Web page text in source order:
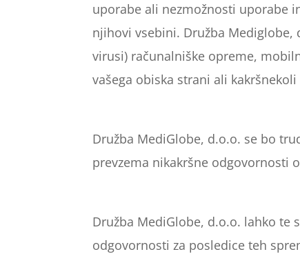
uporabe ali nezmožnosti uporabe
njihovi vsebini. Družba Mediglobe,
virusi) računalniške opreme,
vašega obiska strani ali
Družba MediGlobe, d.o.o. se bo
prevzema nikakršne odgovornosti
Družba MediGlobe, d.o.o. lahko te
odgovornosti za posledice teh